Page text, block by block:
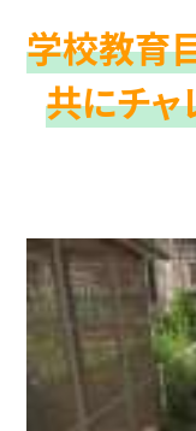
学校教育
共にチ